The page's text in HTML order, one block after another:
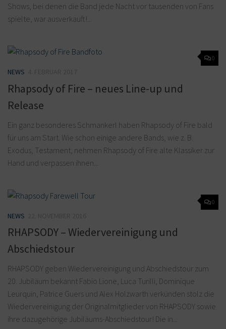
Shows, bei denen die Band jede Nacht vor tausenden von Fans
spielte, war ausverkauft!...
0
NEWS
Rhapsody of Fire – neues Line-up und
Release
Ein ganz besonderes Schmankerl haben Rhapsody of Fire bald
für uns am Start. Wie schon einige andere Bands, wie z. B.
Exodus, Testament, nehmen Rhapsody of Fire alte Klassiker zur
Hand und verpassen ihnen...
0
NEWS
RHAPSODY – Wiedervereinigung und
Abschiedstour
RHAPSODY geben Wiedervereinigung und Abschiedstour zum
20. Jubiläum bekannt Fabio Lione, Luca Turilli, Dominique
Leurquin, Patrice Guers und Alex Holzwarth verkünden stolz die
Wiedervereinigung der Originalmitglieder von RHAPSODY sowie
ihre dazugehörige Jubiläums-Abschiedstour! Die in...